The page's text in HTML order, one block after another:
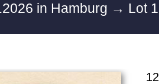
in Hamburg → Lot